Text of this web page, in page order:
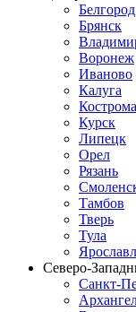
Белгород
Брянск
Воронеж
Иваново
Калуга
Кострома
Курск
Липецк
Орел
Рязань
Тамбов
Тверь
Тула
Северо-
Санкт-